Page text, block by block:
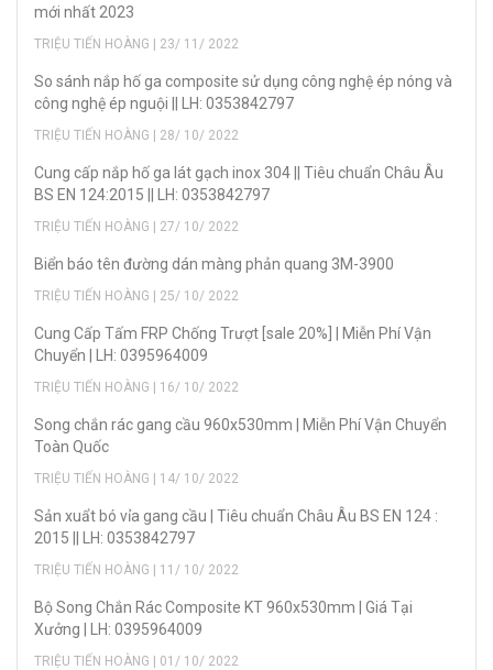
mới nhất 2023
TRIỆU TIẾN HOÀNG | 23/ 11/ 2022
So sánh nắp hố ga composite sử dụng công nghệ ép nóng và
công nghệ ép nguội || LH: 0353842797
TRIỆU TIẾN HOÀNG | 28/ 10/ 2022
Cung cấp nắp hố ga lát gạch inox 304 || Tiêu chuẩn Châu Âu
BS EN 124:2015 || LH: 0353842797
TRIỆU TIẾN HOÀNG | 27/ 10/ 2022
Biển báo tên đường dán màng phản quang 3M-3900
TRIỆU TIẾN HOÀNG | 25/ 10/ 2022
Cung Cấp Tấm FRP Chống Trượt [sale 20%] | Miễn Phí Vận
Chuyển | LH: 0395964009
TRIỆU TIẾN HOÀNG | 16/ 10/ 2022
Song chắn rác gang cầu 960x530mm | Miễn Phí Vận Chuyển
Toàn Quốc
TRIỆU TIẾN HOÀNG | 14/ 10/ 2022
Sản xuẩt bó vỉa gang cầu | Tiêu chuẩn Châu Âu BS EN 124 :
2015 || LH: 0353842797
TRIỆU TIẾN HOÀNG | 11/ 10/ 2022
Bộ Song Chắn Rác Composite KT 960x530mm | Giá Tại
Xưởng | LH: 0395964009
TRIỆU TIẾN HOÀNG | 01/ 10/ 2022